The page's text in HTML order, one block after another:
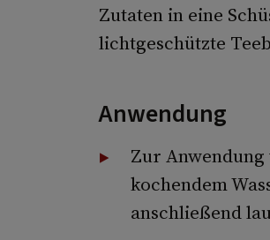
Zutaten in eine
lichtgeschützte
Anwendung
Zur
kochendem
anschließend